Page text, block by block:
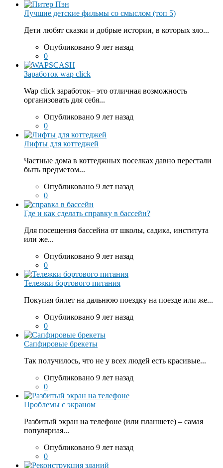
Лучшие детские фильмы со смыслом (топ 5)
Дети любят сказки и добрые истории, в которых зло...
Опубликовано 9 лет назад
0
Заработок wap click
Wap click заработок– это отличная возможность
организовать для себя...
Опубликовано 9 лет назад
0
Лифты для коттеджей
Частные дома в коттеджных поселках давно перестали
быть предметом...
Опубликовано 9 лет назад
0
Где и как сделать справку в бассейн?
Для посещения бассейна от школы, садика, института
или же...
Опубликовано 9 лет назад
0
Тележки бортового питания
Покупая билет на дальнюю поездку на поезде или же...
Опубликовано 9 лет назад
0
Сапфировые брекеты
Так получилось, что не у всех людей есть красивые...
Опубликовано 9 лет назад
0
Проблемы с экраном
Разбитый экран на телефоне (или планшете) – самая
популярная...
Опубликовано 9 лет назад
0